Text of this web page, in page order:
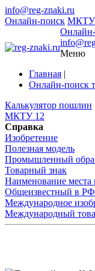
info@reg-znaki.ru
Онлайн-поиск МКТУ
Меню
Главная |
Онлайн-поиск
Калькулятор пошлин
МКТУ 12
Справка
Изобретение
Полезная модель
Промышленный
Товарный знак
Наименование места
Общеизвестный в РФ
Международное
Международный